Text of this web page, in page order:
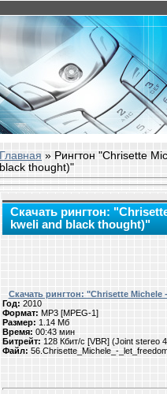
Главная » Рингтон "Chrisette
black thought)"
Скачать рингтон:
kweli and black thought)"
Скачать рингтон: "Chrisette
Год: 2010
Формат: MP3 [MPEG-1]
Размер: 1.14 Мб
Время: 00:43 мин
Битрейт: 128 Кбит/с [VBR] (Joint stereo
Файл: 56.Chrisette_Michele_-